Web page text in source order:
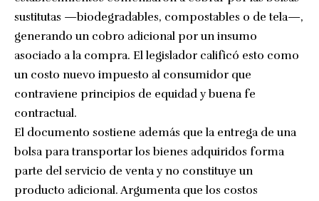
sustitutas —biodegradables, compostables o de tela—,
generando un cobro adicional por un insumo
asociado a la compra. El legislador calificó esto como
un costo nuevo impuesto al consumidor que
contraviene principios de equidad y buena fe
contractual.
El documento sostiene además que la entrega de una
bolsa para transportar los bienes adquiridos forma
parte del servicio de venta y no constituye un
producto adicional. Argumenta que los costos